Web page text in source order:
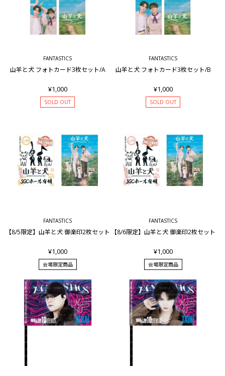
FANTASTICS
山羊と犬 フォトカード3枚セット/A
¥1,000
SOLD OUT
FANTASTICS
山羊と犬 フォトカード3枚セット/B
¥1,000
SOLD OUT
FANTASTICS
【8/5限定】山羊と犬 御楽印2枚セット
¥1,000
会場限定商品
FANTASTICS
【8/6限定】山羊と犬 御楽印2枚セット
¥1,000
会場限定商品